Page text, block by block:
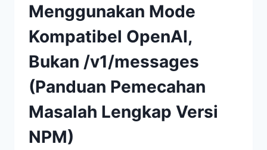
Menggunakan Mode
Kompatibel OpenAI,
Bukan /v1/messages
(Panduan Pemecahan
Masalah Lengkap Versi
NPM)